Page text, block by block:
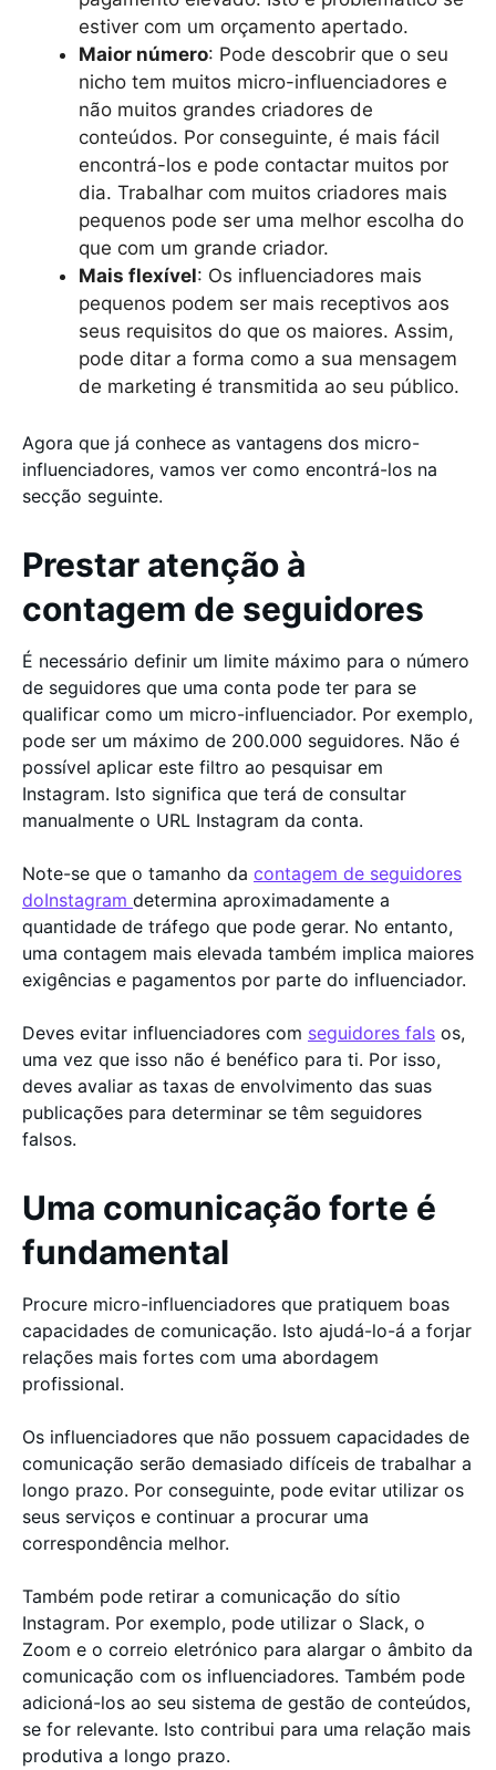
estiver com um orçamento apertado.
Maior número: Pode descobrir que o seu
nicho tem muitos micro-influenciadores e
não muitos grandes criadores de
conteúdos. Por conseguinte, é mais fácil
encontrá-los e pode contactar muitos por
dia. Trabalhar com muitos criadores mais
pequenos pode ser uma melhor escolha do
que com um grande criador.
Mais flexível: Os influenciadores mais
pequenos podem ser mais receptivos aos
seus requisitos do que os maiores. Assim,
pode ditar a forma como a sua mensagem
de marketing é transmitida ao seu público.
Agora que já conhece as vantagens dos micro-
influenciadores, vamos ver como encontrá-los na
secção seguinte.
Prestar atenção à
contagem de seguidores
É necessário definir um limite máximo para o número
de seguidores que uma conta pode ter para se
qualificar como um micro-influenciador. Por exemplo,
pode ser um máximo de 200.000 seguidores. Não é
possível aplicar este filtro ao pesquisar em
Instagram. Isto significa que terá de consultar
manualmente o URL Instagram da conta.
Note-se que o tamanho da contagem de seguidores
doInstagram determina aproximadamente a
quantidade de tráfego que pode gerar. No entanto,
uma contagem mais elevada também implica maiores
exigências e pagamentos por parte do influenciador.
Deves evitar influenciadores com seguidores fals os,
uma vez que isso não é benéfico para ti. Por isso,
deves avaliar as taxas de envolvimento das suas
publicações para determinar se têm seguidores
falsos.
Uma comunicação forte é
fundamental
Procure micro-influenciadores que pratiquem boas
capacidades de comunicação. Isto ajudá-lo-á a forjar
relações mais fortes com uma abordagem
profissional.
Os influenciadores que não possuem capacidades de
comunicação serão demasiado difíceis de trabalhar a
longo prazo. Por conseguinte, pode evitar utilizar os
seus serviços e continuar a procurar uma
correspondência melhor.
Também pode retirar a comunicação do sítio
Instagram. Por exemplo, pode utilizar o Slack, o
Zoom e o correio eletrónico para alargar o âmbito da
comunicação com os influenciadores. Também pode
adicioná-los ao seu sistema de gestão de conteúdos,
se for relevante. Isto contribui para uma relação mais
produtiva a longo prazo.